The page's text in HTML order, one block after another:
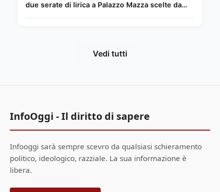
due serate di lirica a Palazzo Mazza scelte da
Vedi tutti
InfoOggi - Il diritto di sapere
Infooggi sarà sempre scevro da qualsiasi schieramento
politico, ideologico, razziale. La sua informazione è
libera.